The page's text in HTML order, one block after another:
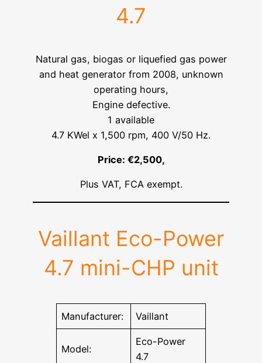
4.7
Natural gas, biogas or liquefied gas power
and heat generator from 2008, unknown
operating hours,
Engine defective.
1 available
4.7 KWel x 1,500 rpm, 400 V/50 Hz.
Price: €2,500,
Plus VAT, FCA exempt.
Vaillant Eco-Power
4.7 mini-CHP unit
Manufacturer: Vaillant
Model:
Eco-Power
4.7